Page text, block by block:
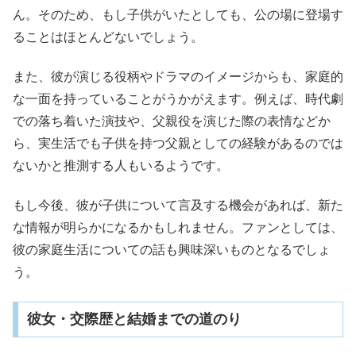
ん。そのため、もし子供がいたとしても、公の場に登場す
ることはほとんどないでしょう。
また、彼が演じる役柄やドラマのイメージからも、家庭的
な一面を持っていることがうかがえます。例えば、時代劇
での落ち着いた演技や、父親役を演じた際の表情などか
ら、実生活でも子供を持つ父親としての経験があるのでは
ないかと推測する人もいるようです。
もし今後、彼が子供について言及する機会があれば、新た
な情報が明らかになるかもしれません。ファンとしては、
彼の家庭生活についての話も興味深いものとなるでしょ
う。
彼女・交際歴と結婚までの道のり